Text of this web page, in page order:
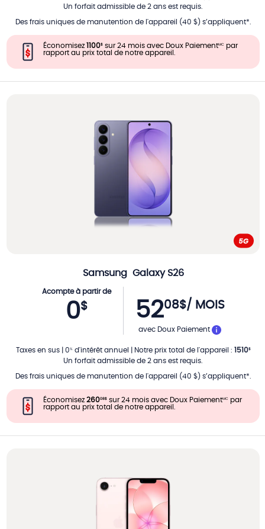
Un forfait admissible de 2 ans est requis.
Des frais uniques de manutention de l'appareil (40 $) s’appliquent*.
Économisez 1100$ sur 24 mois avec Doux PaiementMC
par
rapport au prix total de notre appareil.
Samsung Galaxy S26
Acompte à partir de
0$ 5208$/ MOIS
PAR MOIS
avec Doux Paiement
Taxes en sus| 0% d'intérêt annuel Notre prix total de l'appareil : 1510$
Un forfait admissible de 2 ans est requis.
Des frais uniques de manutention de l'appareil (40 $) s’appliquent*.
Économisez 26008$ sur 24 mois avec Doux PaiementMC
par
rapport au prix total de notre appareil.